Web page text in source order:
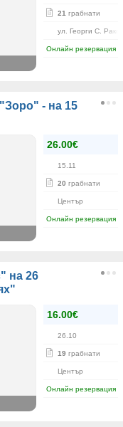
21 грабнати
ул. Георги С.
Онлайн резервация
- на 15
26.00€
15.11
20 грабнати
Център
Онлайн резервация
на 26
16.00€
26.10
19 грабнати
Център
Онлайн резервация